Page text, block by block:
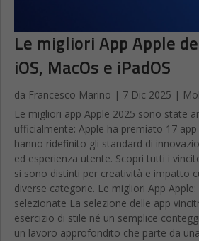
Le migliori App Apple
iOS, MacOs e iPadOS
da Francesco Marino | 7 Dic 2025 |
Le migliori app Apple 2025 sono state
ufficialmente: Apple ha premiato 17
hanno ridefinito gli standard di
ed esperienza utente. Scopri tutti i
si sono distinti per creatività e impatto
diverse categorie. Le migliori App
selezionate La selezione delle app
esercizio di stile né un semplice
un lavoro approfondito che parte da